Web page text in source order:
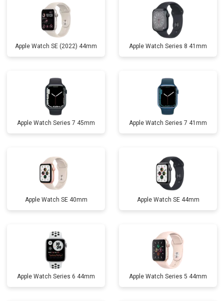
Apple Watch SE (2022) 44mm Apple Watch Series 8 41mm
Apple Watch Series 7 45mm Apple Watch Series 7 41mm
Apple Watch SE 40mm Apple Watch SE 44mm
Apple Watch Series 6 44mm Apple Watch Series 5 44mm